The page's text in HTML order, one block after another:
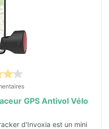
GPS Antivol Vélo
d'Invoxia est un mini